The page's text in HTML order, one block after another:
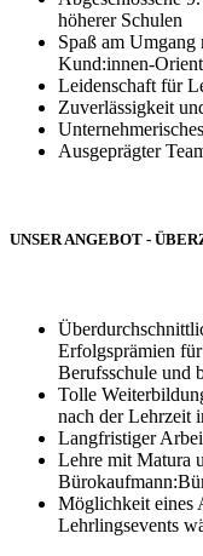
höherer Schulen
Spaß am Umgang
Kund:innen-
Leidenschaft für
Zuverlässigkeit
Ausgeprägter
UNSER ANGEBOT -
Erfolgsprämien
Berufsschule und
Tolle
nach der Lehrzeit
Langfristiger
Lehre mit Matura
Möglichkeit eines
Lehrlingsevents